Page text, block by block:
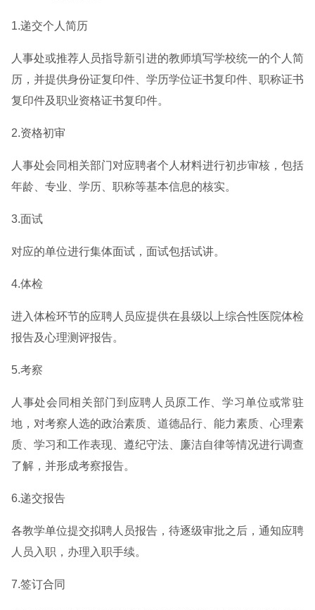
1.递交个人简历
人事处或推荐人员指导新引进的教师填写学校统一的个人简
历，并提供身份证复印件、学历学位证书复印件、职称证书
复印件及职业资格证书复印件。
2.资格初审
人事处会同相关部门对应聘者个人材料进行初步审核，包括
年龄、专业、学历、职称等基本信息的核实。
3.面试
对应的单位进行集体面试，面试包括试讲。
4.体检
进入体检环节的应聘人员应提供在县级以上综合性医院体检
报告及心理测评报告。
5.考察
人事处会同相关部门到应聘人员原工作、学习单位或常驻
地，对考察人选的政治素质、道德品行、能力素质、心理素
质、学习和工作表现、遵纪守法、廉洁自律等情况进行调查
了解，并形成考察报告。
6.递交报告
各教学单位提交拟聘人员报告，待逐级审批之后，通知应聘
人员入职，办理入职手续。
7.签订合同